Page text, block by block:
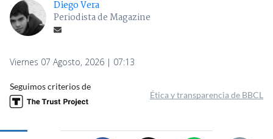
Diego Vera
Periodista de Magazine
Viernes 07 Agosto, 2026 | 07:13
Seguimos criterios de
Ética y transparencia de BBCL